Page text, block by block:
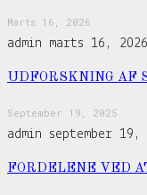
Marts 16, 2026
admin marts 16, 2026
UDFORSKNING AF
September 19, 2025
admin september 19,
FORDELENE VED